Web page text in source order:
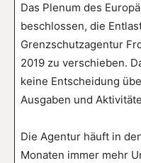
Das Plenum des
beschlossen, die
Grenzschutzagentur
2019 zu verschieben.
keine Entscheidung
Ausgaben und
Die Agentur häuft in
Monaten immer mehr